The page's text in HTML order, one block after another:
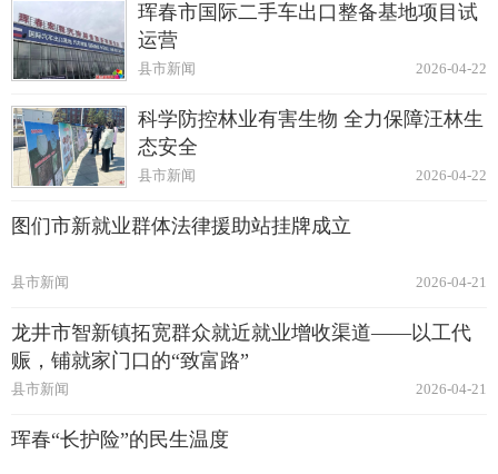
珲春市国际二手车出口整备基地项目试
运营
2026-04-22
县市新闻
科学防控林业有害生物 全力保障汪林生
态安全
2026-04-22
县市新闻
图们市新就业群体法律援助站挂牌成立
2026-04-21
县市新闻
龙井市智新镇拓宽群众就近就业增收渠道——以工代
赈，铺就家门口的“致富路”
2026-04-21
县市新闻
珲春“长护险”的民生温度